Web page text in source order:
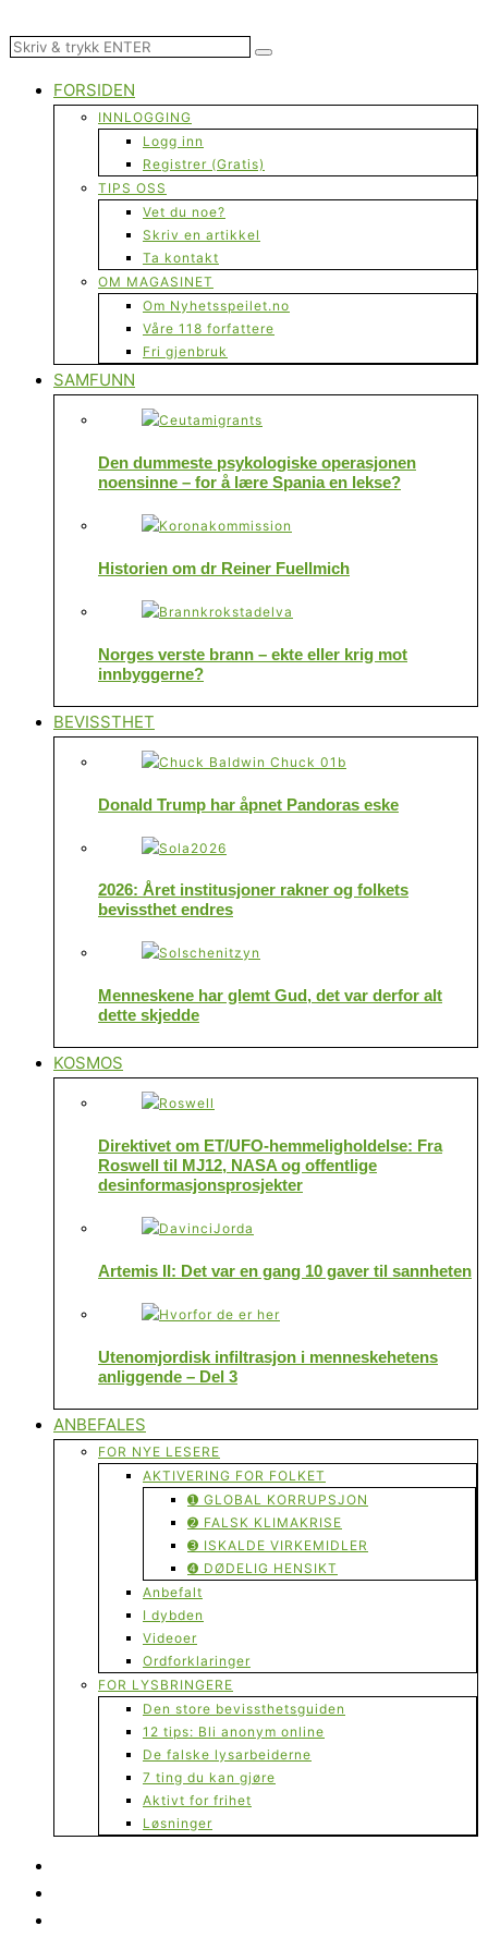
FORSIDEN
INNLOGGING
Logg inn
Registrer (Gratis)
TIPS OSS
Vet du noe?
Skriv en artikkel
Ta kontakt
OM MAGASINET
Om Nyhetsspeilet.no
Våre 118 forfattere
Fri gjenbruk
SAMFUNN
Den dummeste psykologiske operasjonen
noensinne – for å lære Spania en lekse?
Historien om dr Reiner Fuellmich
Norges verste brann – ekte eller krig mot
innbyggerne?
BEVISSTHET
Donald Trump har åpnet Pandoras eske
2026: Året institusjoner rakner og folkets
bevissthet endres
Menneskene har glemt Gud, det var derfor alt
dette skjedde
KOSMOS
Direktivet om ET/UFO-hemmeligholdelse: Fra
Roswell til MJ12, NASA og offentlige
desinformasjonsprosjekter
Artemis II: Det var en gang 10 gaver til sannheten
Utenomjordisk infiltrasjon i menneskehetens
anliggende – Del 3
ANBEFALES
FOR NYE LESERE
AKTIVERING FOR FOLKET
➊ GLOBAL KORRUPSJON
➋ FALSK KLIMAKRISE
➌ ISKALDE VIRKEMIDLER
➍ DØDELIG HENSIKT
Anbefalt
I dybden
Videoer
Ordforklaringer
FOR LYSBRINGERE
Den store bevissthetsguiden
12 tips: Bli anonym online
De falske lysarbeiderne
7 ting du kan gjøre
Aktivt for frihet
Løsninger